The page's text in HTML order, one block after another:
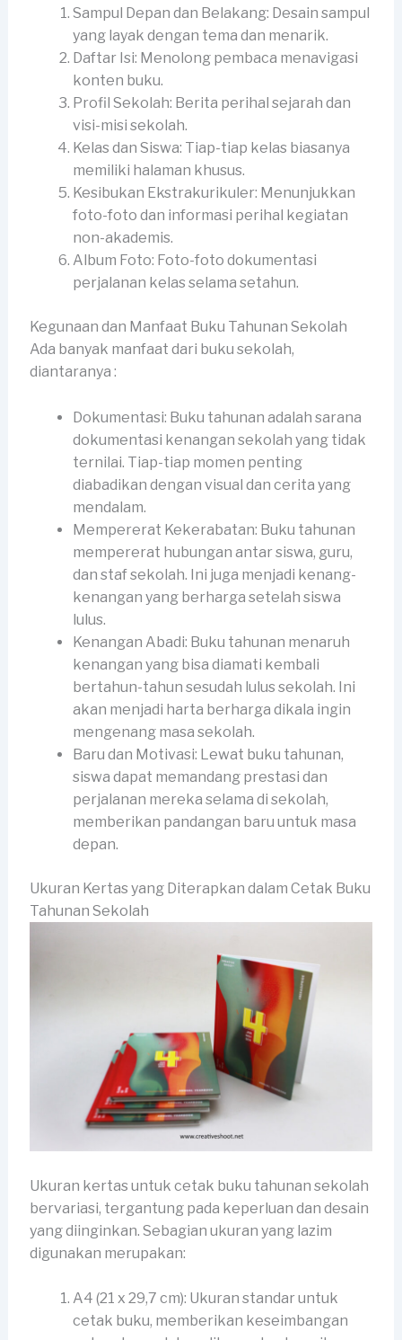
Sampul Depan dan Belakang: Desain sampul
yang layak dengan tema dan menarik.
Daftar Isi: Menolong pembaca menavigasi
konten buku.
Profil Sekolah: Berita perihal sejarah dan
visi-misi sekolah.
Kelas dan Siswa: Tiap-tiap kelas biasanya
memiliki halaman khusus.
Kesibukan Ekstrakurikuler: Menunjukkan
foto-foto dan informasi perihal kegiatan
non-akademis.
Album Foto: Foto-foto dokumentasi
perjalanan kelas selama setahun.
Kegunaan dan Manfaat Buku Tahunan Sekolah
Ada banyak manfaat dari buku sekolah,
diantaranya :
Dokumentasi: Buku tahunan adalah sarana
dokumentasi kenangan sekolah yang tidak
ternilai. Tiap-tiap momen penting
diabadikan dengan visual dan cerita yang
mendalam.
Mempererat Kekerabatan: Buku tahunan
mempererat hubungan antar siswa, guru,
dan staf sekolah. Ini juga menjadi kenang-
kenangan yang berharga setelah siswa
lulus.
Kenangan Abadi: Buku tahunan menaruh
kenangan yang bisa diamati kembali
bertahun-tahun sesudah lulus sekolah. Ini
akan menjadi harta berharga dikala ingin
mengenang masa sekolah.
Baru dan Motivasi: Lewat buku tahunan,
siswa dapat memandang prestasi dan
perjalanan mereka selama di sekolah,
memberikan pandangan baru untuk masa
depan.
Ukuran Kertas yang Diterapkan dalam Cetak Buku
Tahunan Sekolah
Ukuran kertas untuk cetak buku tahunan sekolah
bervariasi, tergantung pada keperluan dan desain
yang diinginkan. Sebagian ukuran yang lazim
digunakan merupakan:
A4 (21 x 29,7 cm): Ukuran standar untuk
cetak buku, memberikan keseimbangan